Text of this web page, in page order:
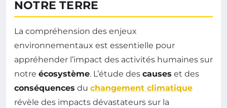
NOTRE TERRE
La compréhension des enjeux
environnementaux est essentielle pour
appréhender l’impact des activités humaines sur
notre écosystème. L’étude des causes et des
conséquences du changement climatique
révèle des impacts dévastateurs sur la